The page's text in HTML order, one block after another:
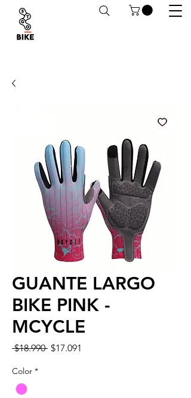
Despachos a todo Chile. Retiro en tiendas
GUANTE LARGO
BIKE PINK -
MCYCLE
$18.990 Precio
$17.091
Color *